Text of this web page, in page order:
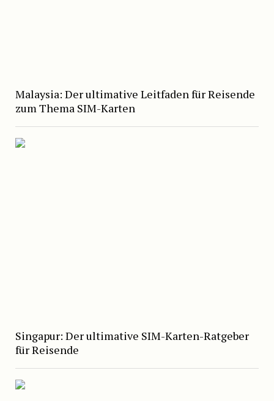
Malaysia: Der ultimative Leitfaden für Reisende
zum Thema SIM-Karten
Singapur: Der ultimative SIM-Karten-Ratgeber
für Reisende